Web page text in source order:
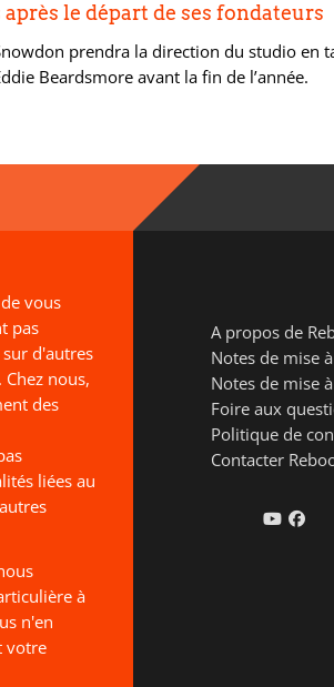
le départ de ses fondateurs
prendra la direction du studio
Beardsmore avant la fin de l’année.
vous
pas
d'autres
nous,
des
liées au
à
n'en
votre
A propos de
Notes de mise
Notes de mise
Foire aux
Politique de
Contacter